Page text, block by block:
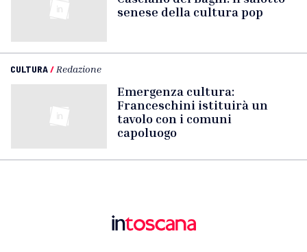
senese della cultura pop
CULTURA/ Redazione
Emergenza cultura:
Franceschini istituirà un
tavolo con i comuni
capoluogo